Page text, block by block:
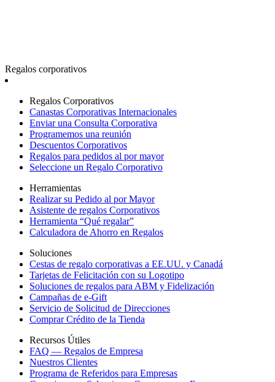
Regalos corporativos
Regalos Corporativos
Canastas Corporativas Internacionales
Enviar una Consulta Corporativa
Programemos una reunión
Descuentos Corporativos
Regalos para pedidos al por mayor
Seleccione un Regalo Corporativo
Herramientas
Realizar su Pedido al por Mayor
Asistente de regalos Corporativos
Herramienta “Qué regalar”
Calculadora de Ahorro en Regalos
Soluciones
Cestas de regalo corporativas a EE.UU. y Canadá
Tarjetas de Felicitación con su Logotipo
Soluciones de regalos para ABM y Fidelización
Campañas de e-Gift
Servicio de Solicitud de Direcciones
Comprar Crédito de la Tienda
Recursos Útiles
FAQ — Regalos de Empresa
Nuestros Clientes
Programa de Referidos para Empresas